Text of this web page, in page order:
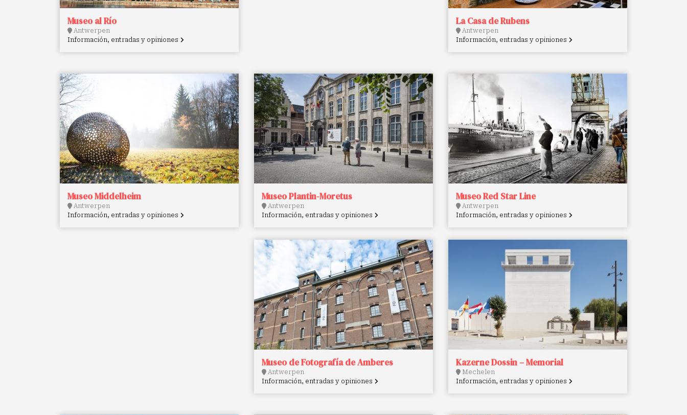
Museo al Río
Antwerpen
Información, entradas y opiniones
La Casa de Rubens
Antwerpen
Información, entradas y opiniones
Museo Middelheim
Antwerpen
Información, entradas y opiniones
Museo Plantin-Moretus
Antwerpen
Información, entradas y opiniones
Museo Red Star Line
Antwerpen
Información, entradas y opiniones
Museo de Fotografía de Amberes
Antwerpen
Información, entradas y opiniones
Kazerne Dossin – Memorial
Mechelen
Información, entradas y opiniones